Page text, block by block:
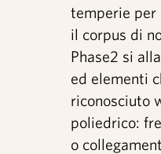
temperie
il corpus di
Phase2 si
ed elementi
riconosciuto
poliedrico:
o